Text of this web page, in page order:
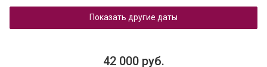
Показать другие даты
42 000 руб.